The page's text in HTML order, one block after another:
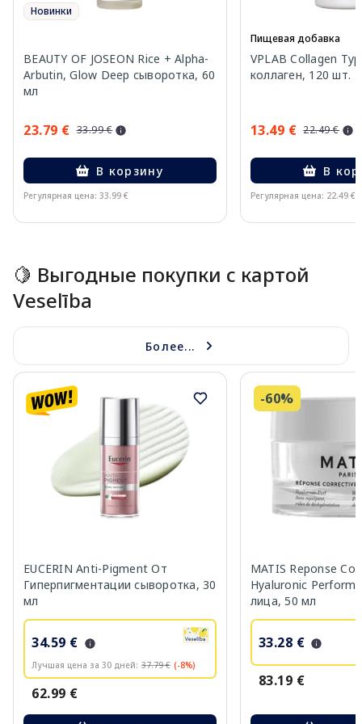
Новинки
BEAUTY OF JOSEON Rice + Alpha-
Arbutin, Glow Deep сыворотка, 60
мл
23.79 € 33.99 €
В корзину
Регулярная цена: 33.99 €
Пищевая добавка
VPLAB Collagen
коллаген, 120 шт.
13.49 € 22.49 €
В
Регулярная цена: 22.49 €
🍋 Выгодные покупки с картой
Veselība
Более...
EUCERIN Anti-Pigment От
Гиперпигментации сыворотка, 30
мл
34.59 €
Лучшая цена за 30 дней: 37.79 € (-8%)
62.99 €
-60%
MATIS Reponse
Hyaluronic
лица, 50 мл
33.28 €
83.19 €